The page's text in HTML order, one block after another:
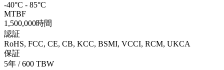
-40°C - 85°C
MTBF
1,500,000時間
認証
RoHS, FCC, CE, CB, KCC, BSMI, VCCI, RCM, UKCA
保証
5年 / 600 TBW